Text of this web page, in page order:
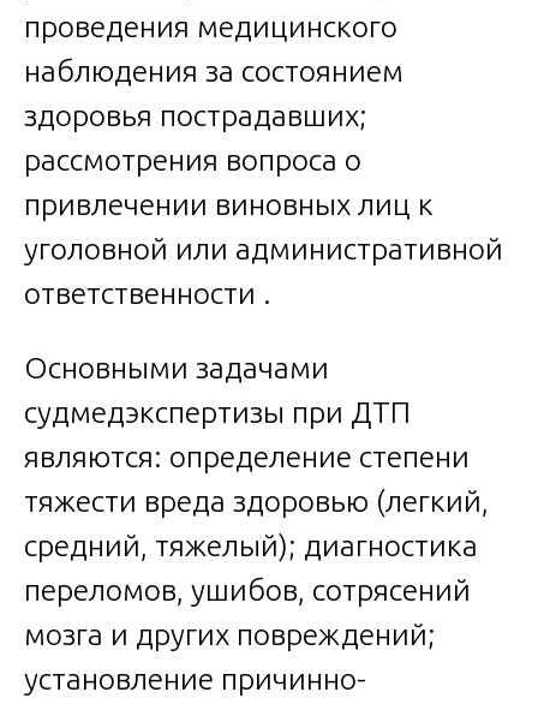
проведения медицинского
наблюдения за состоянием
здоровья пострадавших;
рассмотрения вопроса о
привлечении виновных лиц к
уголовной или административной
ответственности .
Основными задачами
судмедэкспертизы при ДТП
являются: определение степени
тяжести вреда здоровью (легкий,
средний, тяжелый); диагностика
переломов, ушибов, сотрясений
мозга и других повреждений;
установление причинно-